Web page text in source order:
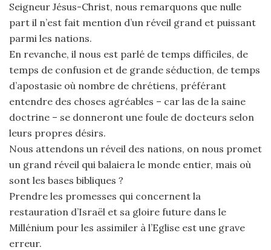
Seigneur Jésus-Christ, nous remarquons que nulle
part il n’est fait mention d’un réveil grand et puissant
parmi les nations.
En revanche, il nous est parlé de temps difficiles, de
temps de confusion et de grande séduction, de temps
d’apostasie où nombre de chrétiens, préférant
entendre des choses agréables – car las de la saine
doctrine – se donneront une foule de docteurs selon
leurs propres désirs.
Nous attendons un réveil des nations, on nous promet
un grand réveil qui balaiera le monde entier, mais où
sont les bases bibliques ?
Prendre les promesses qui concernent la
restauration d’Israël et sa gloire future dans le
Millénium pour les assimiler à l’Eglise est une grave
erreur.